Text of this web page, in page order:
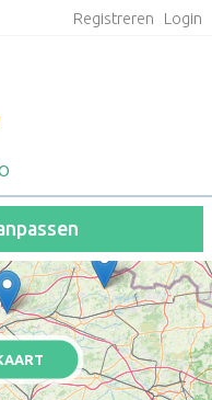
Registreren Login